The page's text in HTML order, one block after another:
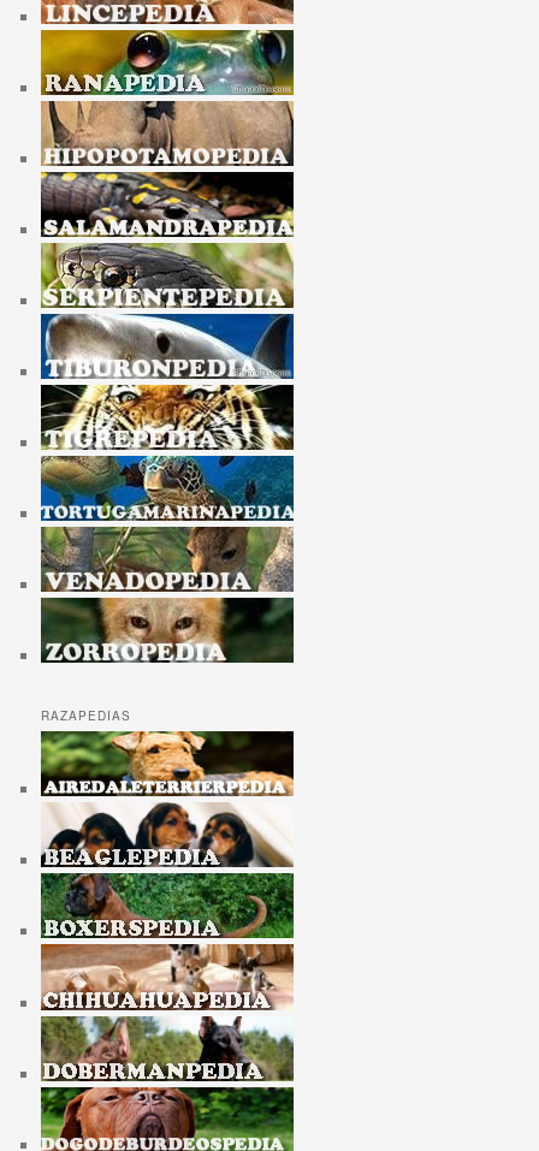
RAZAPEDIAS